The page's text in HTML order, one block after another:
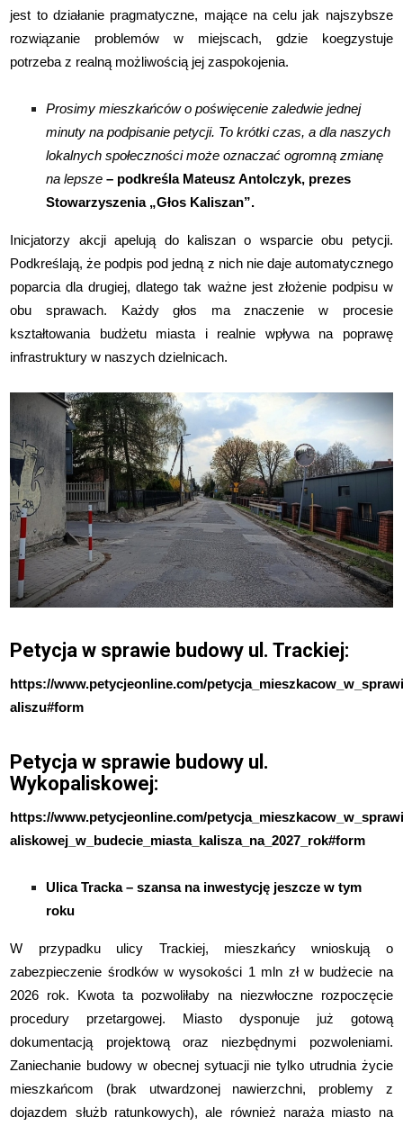
jest to działanie pragmatyczne, mające na celu jak najszybsze
rozwiązanie problemów w miejscach, gdzie koegzystuje
potrzeba z realną możliwością jej zaspokojenia.
Prosimy mieszkańców o poświęcenie zaledwie jednej
minuty na podpisanie petycji. Tokrótki czas, a dla naszych
lokalnych społeczności może oznaczać ogromną zmianę
nalepsze – podkreśla Mateusz Antolczyk, prezes
Stowarzyszenia „Głos Kaliszan”.
Inicjatorzy akcji apelują do kaliszan o wsparcie obu petycji.
Podkreślają, że podpis pod jedną z nich nie daje automatycznego
poparcia dla drugiej, dlatego tak ważne jest złożenie podpisu w
obu sprawach. Każdy głos ma znaczenie w procesie
kształtowania budżetu miasta i realnie wpływa na poprawę
infrastruktury w naszych dzielnicach.
Petycja w sprawie budowy ul. Trackiej:
https://www.petycjeonline.com/
aliszu#form
Petycja w sprawie budowy ul.
Wykopaliskowej:
https://www.petycjeonline.com/
aliskowej_w_budecie_miasta_kalisza_na_2027_rok#form
Ulica Tracka – szansa na inwestycję jeszcze w tym
roku
W przypadku ulicy Trackiej, mieszkańcy wnioskują o
zabezpieczenie środków w wysokości 1 mln zł w budżecie na
2026 rok. Kwota ta pozwoliłaby na niezwłoczne rozpoczęcie
procedury przetargowej. Miasto dysponuje już gotową
dokumentacją projektową oraz niezbędnymi pozwoleniami.
Zaniechanie budowy w obecnej sytuacji nie tylko utrudnia życie
mieszkańcom (brak utwardzonej nawierzchni, problemy z
dojazdem służb ratunkowych), ale również naraża miasto na